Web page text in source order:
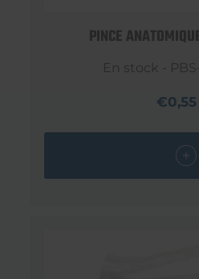
PINCE
En stock -
€0,55